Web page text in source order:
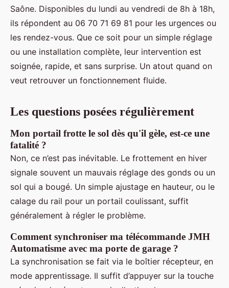
Saône. Disponibles du lundi au vendredi de 8h à 18h,
ils répondent au 06 70 71 69 81 pour les urgences ou
les rendez-vous. Que ce soit pour un simple réglage
ou une installation complète, leur intervention est
soignée, rapide, et sans surprise. Un atout quand on
veut retrouver un fonctionnement fluide.
Les questions posées régulièrement
Mon portail frotte le sol dès qu'il gèle, est-ce une
fatalité ?
Non, ce n’est pas inévitable. Le frottement en hiver
signale souvent un mauvais réglage des gonds ou un
sol qui a bougé. Un simple ajustage en hauteur, ou le
calage du rail pour un portail coulissant, suffit
généralement à régler le problème.
Comment synchroniser ma télécommande JMH
Automatisme avec ma porte de garage ?
La synchronisation se fait via le boîtier récepteur, en
mode apprentissage. Il suffit d’appuyer sur la touche